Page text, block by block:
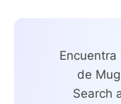
de
Search